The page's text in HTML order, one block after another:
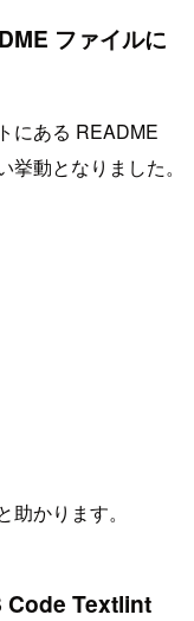
ファイルに
にある README
動となりました。
かります。
Code Textlint